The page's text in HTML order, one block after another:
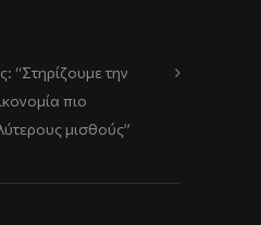
“Στηρίζουμε την
πιο
μισθούς”